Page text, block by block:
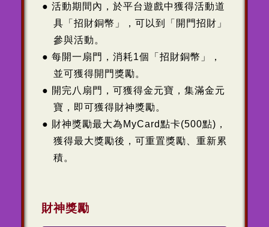
活動期間內，於平台遊戲中獲得活動道
具「招財銅幣」，可以到「開門招財」
參與活動。
每開一扇門，消耗1個「招財銅幣」，
並可獲得開門獎勵。
開完八扇門，可獲得金元寶，集滿金元
寶，即可獲得財神獎勵。
財神獎勵最大為MyCard點卡(500點)，
獲得最大獎勵後，可重置獎勵、重新累
積。
財神獎勵